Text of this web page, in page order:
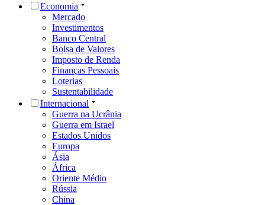
Economia
Mercado
Investimentos
Banco Central
Bolsa de Valores
Imposto de Renda
Finanças Pessoais
Loterias
Sustentabilidade
Internacional
Guerra na Ucrânia
Guerra em Israel
Estados Unidos
Europa
Ásia
África
Oriente Médio
Rússia
China